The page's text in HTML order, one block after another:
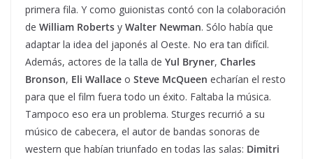
primera fila. Y como guionistas contó con la colaboración
de William Roberts y Walter Newman. Sólo había que
adaptar la idea del japonés al Oeste. No era tan difícil.
Además, actores de la talla de Yul Bryner, Charles
Bronson, Eli Wallace o Steve McQueen echarían el resto
para que el film fuera todo un éxito. Faltaba la música.
Tampoco eso era un problema. Sturges recurrió a su
músico de cabecera, el autor de bandas sonoras de
western que habían triunfado en todas las salas: Dimitri